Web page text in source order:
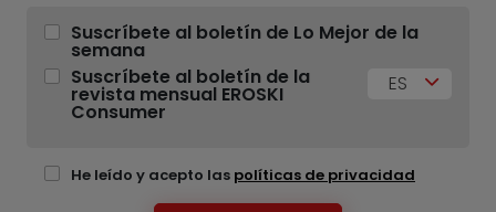
Suscríbete al boletín de Lo Mejor de la
semana
Suscríbete al boletín de la
revista mensual EROSKI
Consumer
ES
He leído y acepto las políticas de privacidad